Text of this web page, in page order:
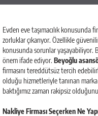
Evden eve taşımacılık konusunda
zorluklar çıkarıyor. Özellikle
konusunda sorunlar yaşayabiliyor.
önem ifade ediyor. Beyoğlu
firmasını tereddütsüz tercih
olduğu hizmetleriyle tanınan
baktığımız zaman rakipsiz
Nakliye Firması Seçerken Ne